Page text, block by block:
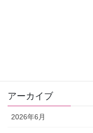
アーカイブ
2026年6月